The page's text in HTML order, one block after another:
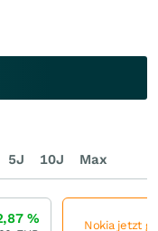
5J 10J Max
% Nokia jetzt